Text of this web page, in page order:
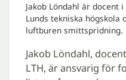
Jakob Löndahl är docent
Lunds tekniska högskola
luftburen smittspridning.
Jakob Löndahl,
LTH, är ansvarig för